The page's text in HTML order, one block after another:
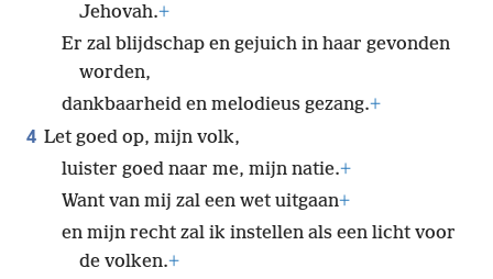
Jehovah.+
Er zal blijdschap en gejuich in haar gevonden
worden,
dankbaarheid en melodieus gezang.+
4 Let goed op, mijn volk,
luister goed naar me, mijn natie.+
Want van mij zal een wet uitgaan+
en mijn recht zal ik instellen als een licht voor
de volken.+